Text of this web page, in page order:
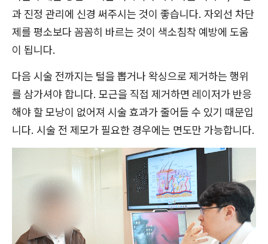
과 진정 관리에 신경 써주시는 것이 좋습니다. 자외선 차단
제를 평소보다 꼼꼼히 바르는 것이 색소침착 예방에 도움
이 됩니다.
다음 시술 전까지는 털을 뽑거나 왁싱으로 제거하는 행위
를 삼가셔야 합니다. 모근을 직접 제거하면 레이저가 반응
해야 할 모낭이 없어져 시술 효과가 줄어들 수 있기 때문입
니다. 시술 전 제모가 필요한 경우에는 면도만 가능합니다.